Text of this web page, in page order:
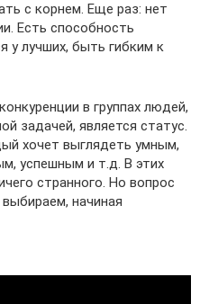
с корнем. Еще раз: нет
Есть способность
у лучших, быть гибким к
в группах людей,
задачей, является статус.
хочет выглядеть умным,
успешным и т.д. В этих
странного. Но вопрос
начиная